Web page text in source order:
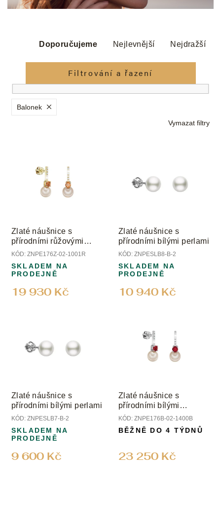
z
n
í
p
r
k
Doporučujeme Nejlevnější Nejdražší
Filtrování a řazení
Balonek
Vymazat filtry
o
d
u
k
ů
Zlaté náušnice s
přírodními růžovými
perlami, mandariny a
KÓD: ZNPE176Z-02-1001R
19 930 Kč
SKLADEM NA
PRODEJNĚ
Zlaté náušnice s
přírodními bílými perlami
KÓD: ZNPESLB8-B-2
10 940 Kč
SKLADEM NA
PRODEJNĚ
Zlaté náušnice s
přírodními bílými perlami
KÓD: ZNPESLB7-B-2
9 600 Kč
SKLADEM NA
PRODEJNĚ
Zlaté náušnice s
přírodními bílými
perlami, rubíny a
diamanty
KÓD: ZNPE176B-02-1400B
23 250 Kč
BĚŽNĚ DO 4 TÝDNŮ